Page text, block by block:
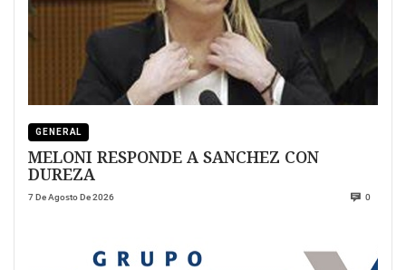
GENERAL
MELONI RESPONDE A SANCHEZ CON
DUREZA
7 De Agosto De 2026 0